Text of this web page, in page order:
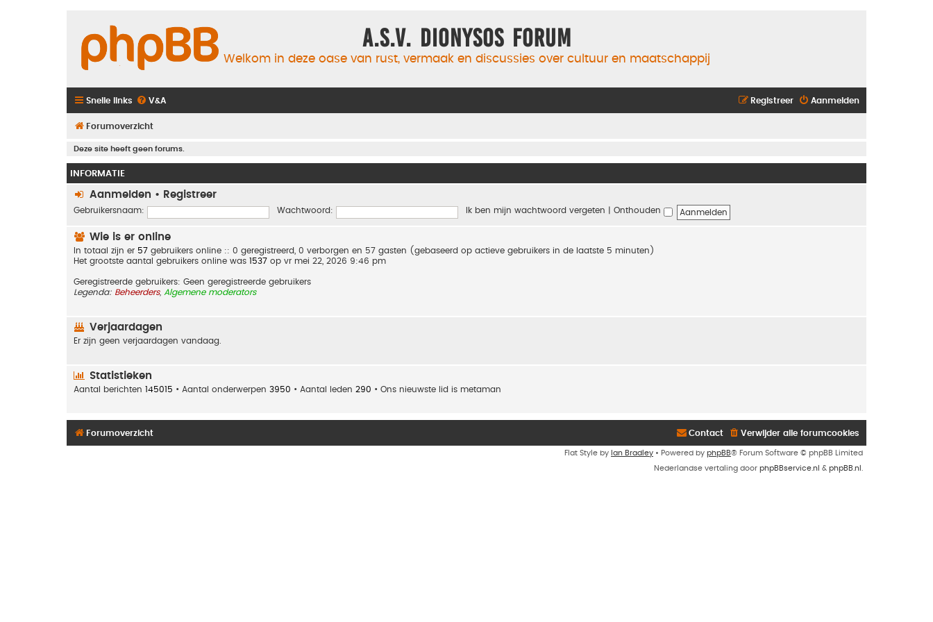
A.S.V. Dionysos Forum
Welkom in deze oase van rust, vermaak en discussies over cultuur en maatschappij
Snelle links V&A Aanmelden
Registreer
Forumoverzicht
Deze site heeft geen forums.
INFORMATIE
Aanmelden • Registreer
Gebruikersnaam: Wachtwoord: Ik ben mijn wachtwoord vergeten Onthouden
Wie is er online
In totaal zijn er 57 gebruikers online :: 0 geregistreerd, 0 verborgen en 57 gasten (gebaseerd op actieve gebruikers in de laatste 5 minuten)
Het grootste aantal gebruikers online was 1537 op vr mei 22, 2026 9:46 pm
Geregistreerde gebruikers: Geen geregistreerde gebruikers
Legenda: Beheerders, Algemene moderators
Verjaardagen
Er zijn geen verjaardagen vandaag.
Statistieken
Aantal berichten 145015 • Aantal onderwerpen 3950 • Aantal leden 290 • Ons nieuwste lid is metaman
Forumoverzicht Verwijder alle forumcookies
Contact
Flat Style by Ian Bradley • Powered by phpBB® Forum Software © phpBB Limited
Nederlandse vertaling door phpBBservice.nl & phpBB.nl